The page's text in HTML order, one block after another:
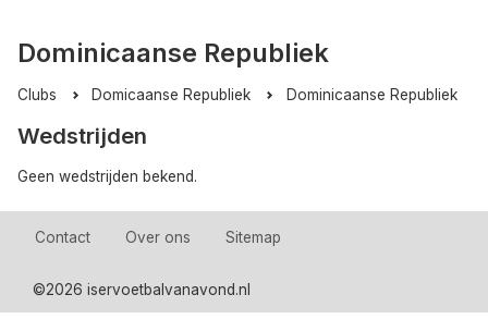
Dominicaanse Republiek
Clubs Domicaanse Republiek Dominicaanse Republiek
Wedstrijden
Geen wedstrijden bekend.
Contact Over ons Sitemap
©2026 iservoetbalvanavond.nl